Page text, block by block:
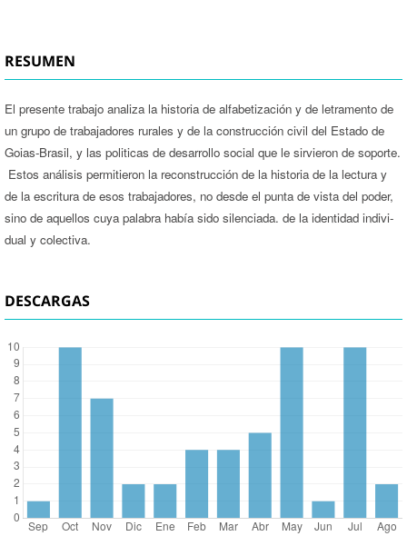
RESUMEN
El presente trabajo analiza la historia de alfabetización y de letramento de
un grupo de trabajadores rurales y de la construcción civil del Estado de
Goias-Brasil, y las politicas de desarrollo social que le sirvieron de soporte.
Estos análisis permitieron la reconstrucción de la historia de la lectura y
de la escritura de esos trabajadores, no desde el punta de vista del poder,
sino de aquellos cuya palabra había sido silenciada. de la identidad indivi­
dual y colectiva.
DESCARGAS